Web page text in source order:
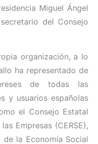
Miguel Ángel
del Consejo
organización, a lo
ha representado de
de todas las
y usuarios españolas
el Consejo Estatal
Empresas (CERSE),
la Economía Social